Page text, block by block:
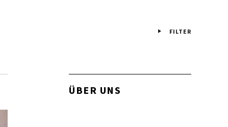
FILTER
ÜBER UNS